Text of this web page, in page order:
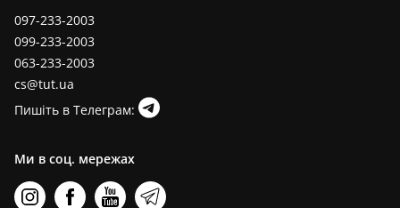
097-233-2003
099-233-2003
063-233-2003
cs@tut.ua
Пишіть в Телеграм:
Ми в соц. мережах